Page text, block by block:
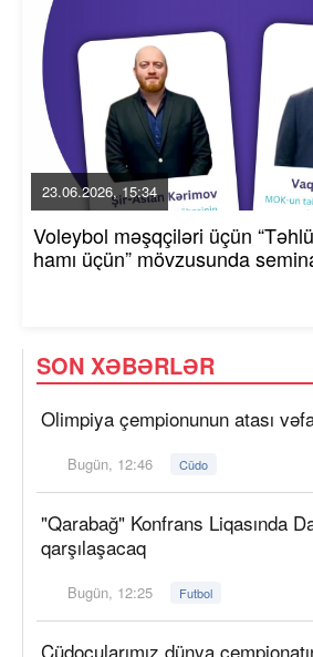
23.06.2026, 15:34
Voleybol məşqçiləri üçün
hamı üçün” mövzusunda
SON XƏBƏRLƏR
Olimpiya çempionunun atası
Bugün, 12:46 Cüdo
"Qarabağ" Konfrans Liqasında
qarşılaşacaq
Bugün, 12:25 Futbol
Cüdoçularımız dünya